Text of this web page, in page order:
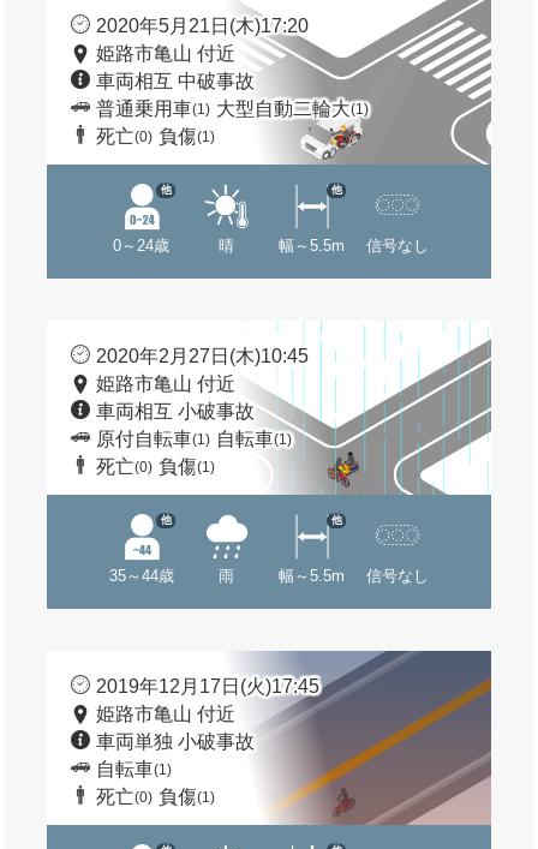
2020年5月21日(木)17:20
姫路市亀山 付近
車両相互 中破事故
普通乗用車(1) 大型自動二輪大(1)
死亡(0) 負傷(1)
0～24歳
他
晴 幅～5.5m
他
信号なし
2020年2月27日(木)10:45
姫路市亀山 付近
車両相互 小破事故
原付自転車(1) 自転車(1)
死亡(0) 負傷(1)
35～44歳
他
雨 幅～5.5m
他
信号なし
2019年12月17日(火)17:45
姫路市亀山 付近
車両単独 小破事故
自転車(1)
死亡(0) 負傷(1)